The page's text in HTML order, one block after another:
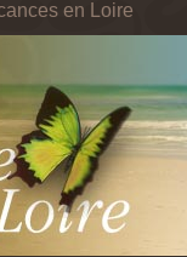
en Loire